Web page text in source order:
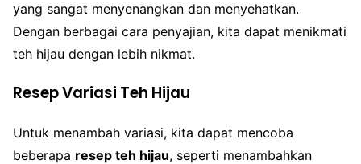
yang sangat menyenangkan dan menyehatkan.
Dengan berbagai cara penyajian, kita dapat menikmati
teh hijau dengan lebih nikmat.
Resep Variasi Teh Hijau
Untuk menambah variasi, kita dapat mencoba
beberapa resep teh hijau, seperti menambahkan